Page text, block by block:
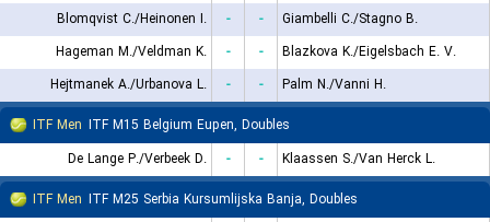
Blomqvist C./Heinonen I.
- -
Giambelli C./Stagno B.
Hageman M./Veldman K.
- -
Blazkova K./Eigelsbach E. V.
Hejtmanek A./Urbanova L.
- -
Palm N./Vanni H.
ITF Men ITF M15 Belgium Eupen, Doubles
De Lange P./Verbeek D.
- -
Klaassen S./Van Herck L.
ITF Men ITF M25 Serbia Kursumlijska Banja, Doubles